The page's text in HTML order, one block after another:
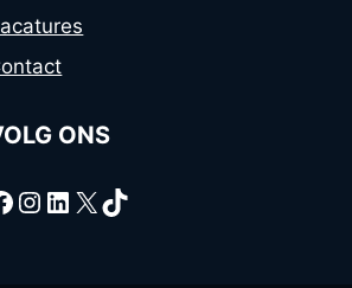
ONS
Instagram
LinkedIn
X TikTok